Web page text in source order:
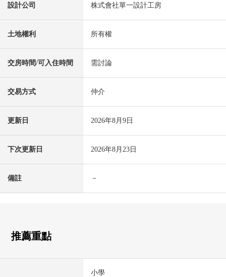
設計公司 株式會社單一設計工房
土地權利 所有權
交房時間/可入住時間 需討論
交易方式 仲介
更新日 2026年8月9日
下次更新日 2026年8月23日
備註 －
推薦重點
小學